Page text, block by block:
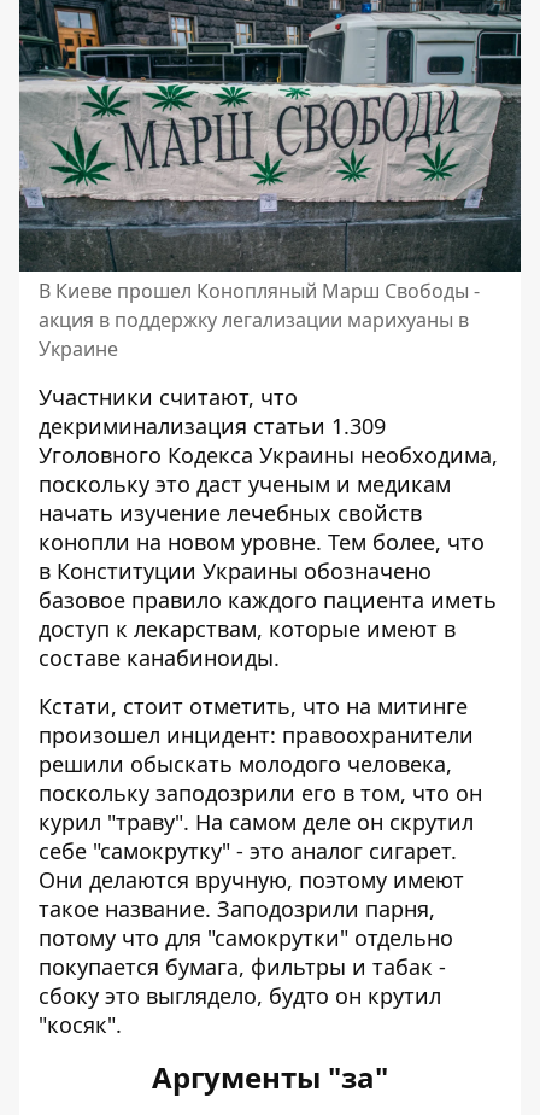
В Киеве прошел Конопляный Марш Свободы -
акция в поддержку легализации марихуаны в
Украине
Участники считают, что
декриминализация статьи 1.309
Уголовного Кодекса Украины необходима,
поскольку это даст ученым и медикам
начать изучение лечебных свойств
конопли на новом уровне. Тем более, что
в Конституции Украины обозначено
базовое правило каждого пациента иметь
доступ к лекарствам, которые имеют в
составе канабиноиды.
Кстати, стоит отметить, что на митинге
произошел инцидент: правоохранители
решили обыскать молодого человека,
поскольку заподозрили его в том, что он
курил "траву". На самом деле он скрутил
себе "самокрутку" - это аналог сигарет.
Они делаются вручную, поэтому имеют
такое название. Заподозрили парня,
потому что для "самокрутки" отдельно
покупается бумага, фильтры и табак -
сбоку это выглядело, будто он крутил
"косяк".
Аргументы "за"